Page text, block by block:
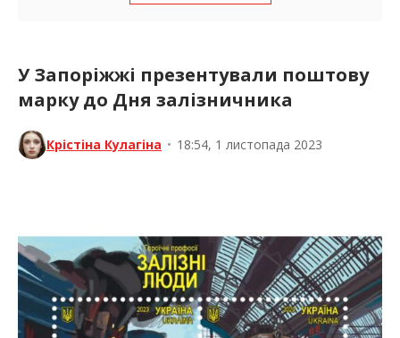
У Запоріжжі презентували поштову
марку до Дня залізничника
Крістіна Кулагіна • 18:54, 1 листопада 2023